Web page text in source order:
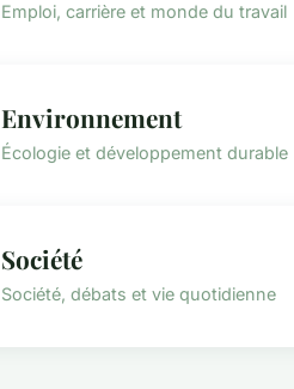
Emploi, carrière et monde du travail
Environnement
Écologie et développement durable
Société
Société, débats et vie quotidienne